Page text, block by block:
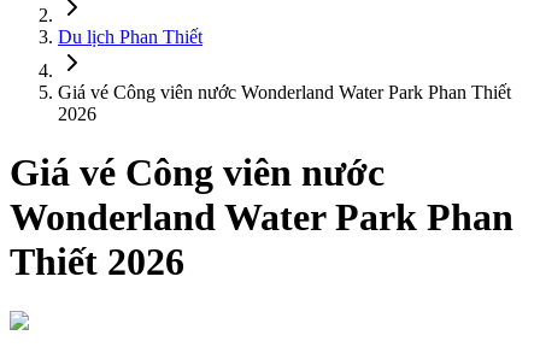
Du lịch Phan Thiết
Giá vé Công viên nước Wonderland Water Park Phan Thiết
2026
Giá vé Công viên nước
Wonderland Water Park Phan
Thiết 2026